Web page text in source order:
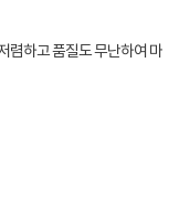
렴하고 품질도 무난하여 마